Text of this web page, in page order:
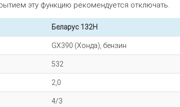
эту функцию рекомендуется отключать.
Беларус 132Н
GX390 (Хонда), бензин
532
2,0
4/3